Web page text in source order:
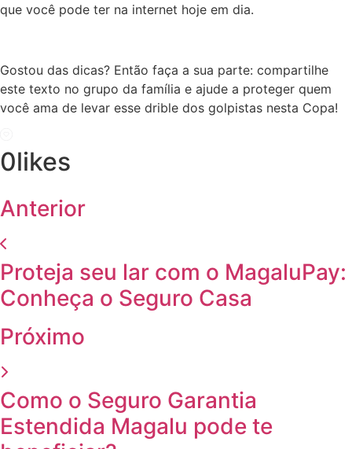
que você pode ter na internet hoje em dia.
Gostou das dicas? Então faça a sua parte: compartilhe
este texto no grupo da família e ajude a proteger quem
você ama de levar esse drible dos golpistas nesta Copa!
0likes
Anterior
Proteja seu lar com o MagaluPay:
Conheça o Seguro Casa
Próximo
Como o Seguro Garantia
Estendida Magalu pode te